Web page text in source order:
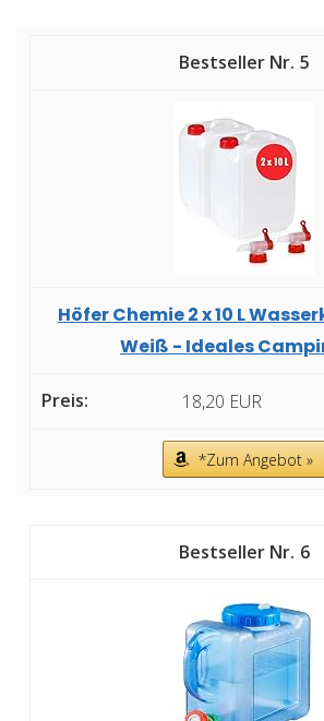
5
Höfer Chemie 2 x 10 L
Weiß - Ideales
18,20 EUR
*Zum Angebot »
6